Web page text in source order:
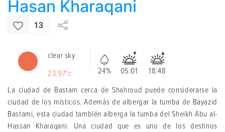
Hasan Kharaqani
13
clear sky
23.97°c
24% 05:01
18:48
La ciudad de Bastam cerca de Shahroud puede considerarse la
ciudad de los místicos. Además de albergar la tumba de Bayazid
Bastami, esta ciudad también alberga la tumba del Sheikh Abu al-
Hassan Kharaqani. Una ciudad que es uno de los destinos